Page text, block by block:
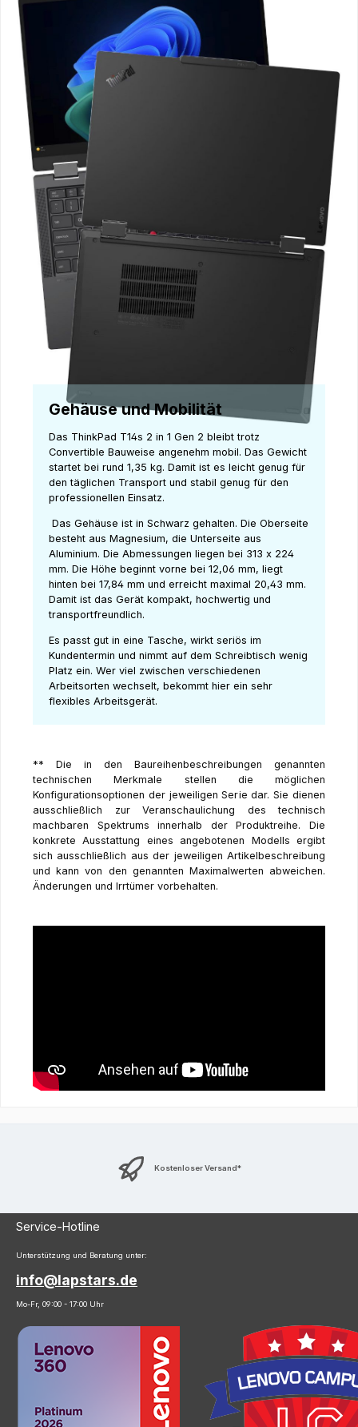
Gehäuse und Mobilität
Das ThinkPad T14s 2 in 1 Gen 2 bleibt trotz
Convertible Bauweise angenehm mobil. Das Gewicht
startet bei rund 1,35 kg. Damit ist es leicht genug für
den täglichen Transport und stabil genug für den
professionellen Einsatz.
Das Gehäuse ist in Schwarz gehalten. Die Oberseite
besteht aus Magnesium, die Unterseite aus
Aluminium. Die Abmessungen liegen bei 313 x 224
mm. Die Höhe beginnt vorne bei 12,06 mm, liegt
hinten bei 17,84 mm und erreicht maximal 20,43 mm.
Damit ist das Gerät kompakt, hochwertig und
transportfreundlich.
Es passt gut in eine Tasche, wirkt seriös im
Kundentermin und nimmt auf dem Schreibtisch wenig
Platz ein. Wer viel zwischen verschiedenen
Arbeitsorten wechselt, bekommt hier ein sehr
flexibles Arbeitsgerät.
** Die in den Baureihenbeschreibungen genannten
technischen Merkmale stellen die möglichen
Konfigurationsoptionen der jeweiligen Serie dar. Sie dienen
ausschließlich zur Veranschaulichung des technisch
machbaren Spektrums innerhalb der Produktreihe. Die
konkrete Ausstattung eines angebotenen Modells ergibt
sich ausschließlich aus der jeweiligen Artikelbeschreibung
und kann von den genannten Maximalwerten abweichen.
Änderungen und Irrtümer vorbehalten.
Kostenloser Versand*
Service-Hotline
Unterstützung und Beratung unter:
info@lapstars.de
Mo-Fr, 09:00 - 17:00 Uhr